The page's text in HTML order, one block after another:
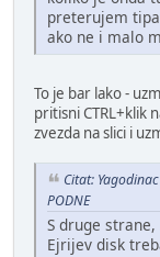
preterujem
ako ne i malo
To je bar lako -
pritisni CTRL+klik
zvezda na slici i
Citat:
PODNE
S druge
Ejrijev disk